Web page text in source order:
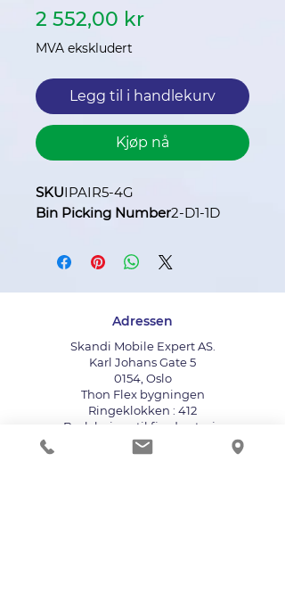
2 552,00 krPris
MVA ekskludert
Legg til i handlekurv
Kjøp nå
SKUIPAIR5-4G
Bin Picking Number2-D1-1D
Adressen
Skandi Mobile Expert AS.
Karl Johans Gate 5
0154, Oslo
Thon Flex bygningen
Ringeklokken : 412
Bruk heisen til fjerde etasje
info@mobileexpert.no
+47 411 11 211